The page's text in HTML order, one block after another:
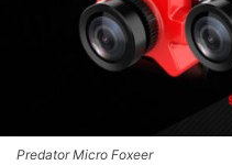
Predator Micro Foxeer